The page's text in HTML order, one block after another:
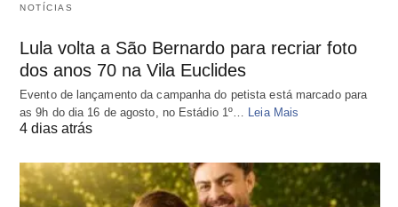
NOTÍCIAS
Lula volta a São Bernardo para recriar foto
dos anos 70 na Vila Euclides
Evento de lançamento da campanha do petista está marcado para
as 9h do dia 16 de agosto, no Estádio 1º… Leia Mais
4 dias atrás